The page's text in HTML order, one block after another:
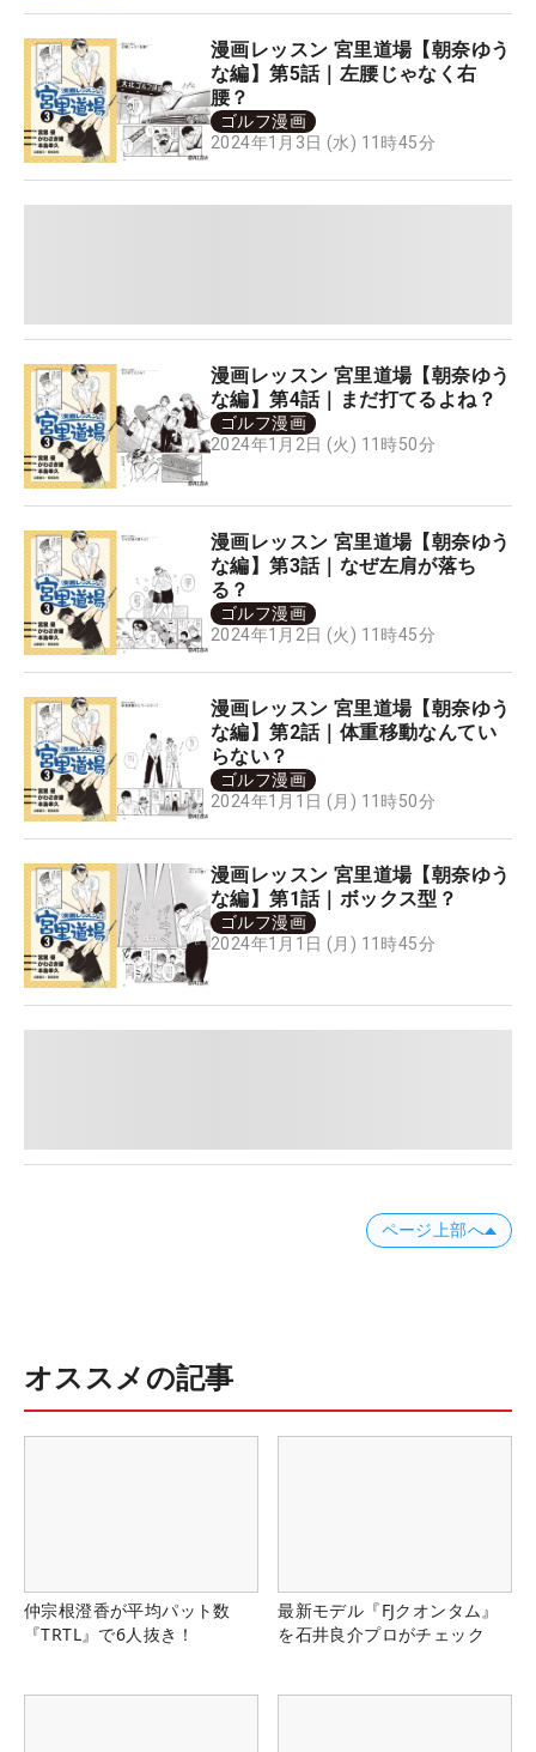
漫画レッスン 宮里道場【朝奈ゆう
な編】第5話｜左腰じゃなく右
腰？
ゴルフ漫画
2024年1月3日 (水) 11時45分
漫画レッスン 宮里道場【朝奈ゆう
な編】第4話｜まだ打てるよね？
ゴルフ漫画
2024年1月2日 (火) 11時50分
漫画レッスン 宮里道場【朝奈ゆう
な編】第3話｜なぜ左肩が落ち
る？
ゴルフ漫画
2024年1月2日 (火) 11時45分
漫画レッスン 宮里道場【朝奈ゆう
な編】第2話｜体重移動なんてい
らない？
ゴルフ漫画
2024年1月1日 (月) 11時50分
漫画レッスン 宮里道場【朝奈ゆう
な編】第1話｜ボックス型？
ゴルフ漫画
2024年1月1日 (月) 11時45分
ページ上部へ
オススメの記事
仲宗根澄香が平均パット数
『TRTL』で6人抜き！
最新モデル『FJクオンタム』
を石井良介プロがチェック